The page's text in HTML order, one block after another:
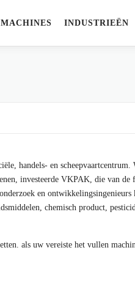
INDUSTRIEËN
handels- en
investeerde VKPAK, die van
en
chemisch product,
als uw vereiste het vullen